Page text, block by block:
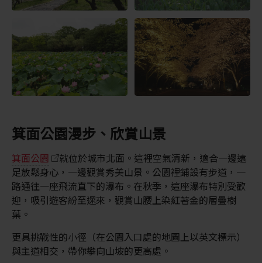
箕面公園漫步、欣賞山景
箕面公園
就位於城市北面。這裡空氣清新，適合一邊遠
足放鬆身心，一邊觀賞秀美山景。公園裡鋪設有步道，一
路通往一座飛流直下的瀑布。在秋季，這座瀑布特別受歡
迎，吸引遊客紛至遝來，觀賞山腰上染紅著金的層疊樹
葉。
更具挑戰性的小徑（在公園入口處的地圖上以英文標示）
與主道相交，帶你攀向山坡的更高處。